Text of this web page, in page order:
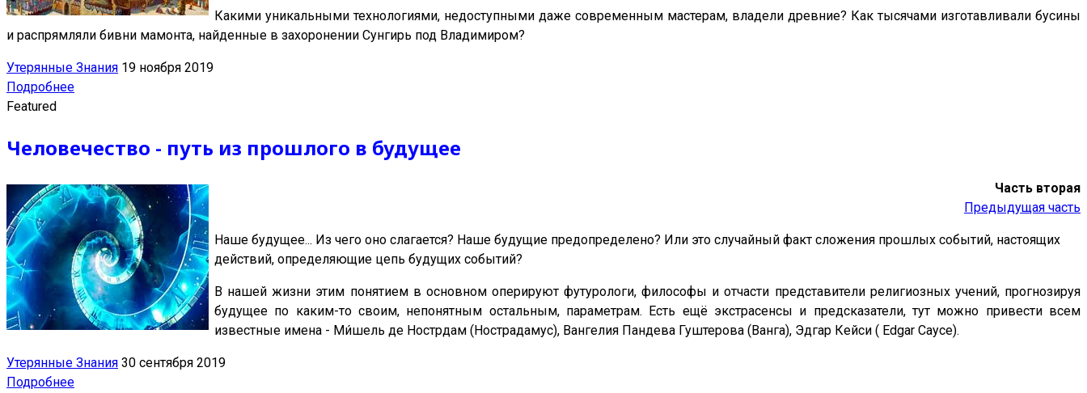
Какими уникальными технологиями, недоступными даже современным мастерам, владели древние? Как тысячами изготавливали бусины
и распрямляли бивни мамонта, найденные в захоронении Сунгирь под Владимиром?
Утерянные Знания 19 ноября 2019
Подробнее
Featured
Человечество - путь из прошлого в будущее
Часть вторая
Предыдущая часть
Наше будущее... Из чего оно слагается? Наше будущие предопределено? Или это случайный факт сложения прошлых событий, настоящих
действий, определяющие цепь будущих событий?
В нашей жизни этим понятием в основном оперируют футурологи, философы и отчасти представители религиозных учений, прогнозируя
будущее по каким-то своим, непонятным остальным, параметрам. Есть ещё экстрасенсы и предсказатели, тут можно привести всем
известные имена - Ми́шель де Нострдам (Нострадамус), Вангелия Пандева Гуштерова (Ванга), Эдгар Кейси ( Edgar Cayce).
Утерянные Знания 30 сентября 2019
Подробнее